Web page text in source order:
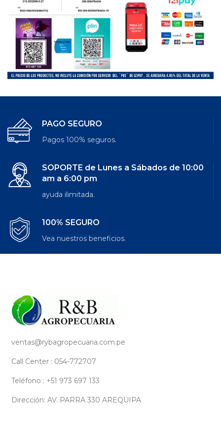
PAGO SEGURO
Pagos 100% seguros.
SOPORTE de Lunes a Sábados de 10:00
am a 6:00 pm
ayuda ilimitada.
100% SEGURO
Vea nuestros beneficios.
ventas@rybagropecuaria.com.pe
Call Center : 054-772707
Teléfono : +51 973 697 133
Dirección: AV. PARRA 330 AREQUIPA